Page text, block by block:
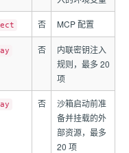
否 MCP 配置
否
内联密钥注入
规则，最多 20
项
否
沙箱启动前准
备并挂载的外
部资源，最多
20 项